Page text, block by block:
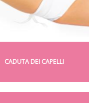
CADUTA DEI CAPELLI